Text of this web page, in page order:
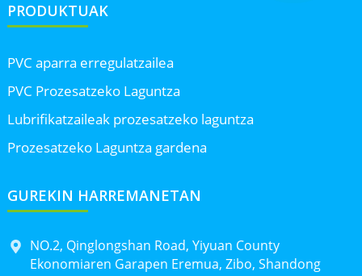
PRODUKTUAK
PVC aparra erregulatzailea
PVC Prozesatzeko Laguntza
Lubrifikatzaileak prozesatzeko laguntza
Prozesatzeko Laguntza gardena
GUREKIN HARREMANETAN
NO.2, Qinglongshan Road, Yiyuan County
Ekonomiaren Garapen Eremua, Zibo, Shandong